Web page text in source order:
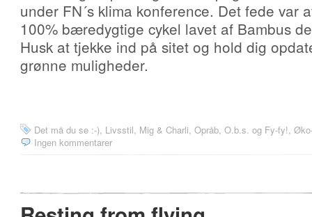
under FN´s klima konference. Det fede var
100% bæredygtige cykel lavet af Bambus
Husk at tjekke ind på sitet og hold dig
grønne muligheder.
Det må du se :-), Livsstil, Mig & Charli, Opråb, O.b.s. og Fy-fy!,
Ingen kommentarer